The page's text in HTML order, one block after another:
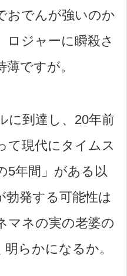
おでんが強いのか
ロジャーに瞬殺さ
ですが。
に到達し、20年前
て現代にタイムス
5年間」がある以
勃発する可能性は
マネの実の老婆の
らかになるか。